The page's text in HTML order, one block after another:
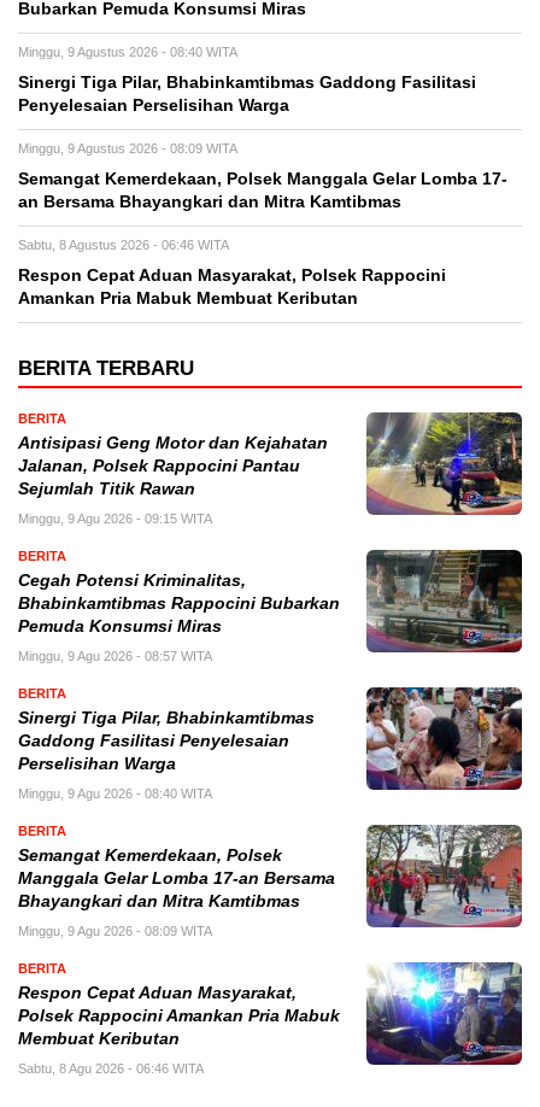
Bubarkan Pemuda Konsumsi Miras
Minggu, 9 Agustus 2026 - 08:40 WITA
Sinergi Tiga Pilar, Bhabinkamtibmas Gaddong Fasilitasi
Penyelesaian Perselisihan Warga
Minggu, 9 Agustus 2026 - 08:09 WITA
Semangat Kemerdekaan, Polsek Manggala Gelar Lomba 17-
an Bersama Bhayangkari dan Mitra Kamtibmas
Sabtu, 8 Agustus 2026 - 06:46 WITA
Respon Cepat Aduan Masyarakat, Polsek Rappocini
Amankan Pria Mabuk Membuat Keributan
BERITA TERBARU
BERITA
Antisipasi Geng Motor dan Kejahatan
Jalanan, Polsek Rappocini Pantau
Sejumlah Titik Rawan
Minggu, 9 Agu 2026 - 09:15 WITA
BERITA
Cegah Potensi Kriminalitas,
Bhabinkamtibmas Rappocini Bubarkan
Pemuda Konsumsi Miras
Minggu, 9 Agu 2026 - 08:57 WITA
BERITA
Sinergi Tiga Pilar, Bhabinkamtibmas
Gaddong Fasilitasi Penyelesaian
Perselisihan Warga
Minggu, 9 Agu 2026 - 08:40 WITA
BERITA
Semangat Kemerdekaan, Polsek
Manggala Gelar Lomba 17-an Bersama
Bhayangkari dan Mitra Kamtibmas
Minggu, 9 Agu 2026 - 08:09 WITA
BERITA
Respon Cepat Aduan Masyarakat,
Polsek Rappocini Amankan Pria Mabuk
Membuat Keributan
Sabtu, 8 Agu 2026 - 06:46 WITA